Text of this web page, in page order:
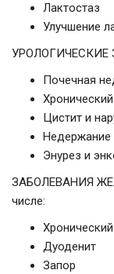
Лактостаз
Улучшение
УРОЛОГИЧЕСКИЕ
Почечная
Цистит и
Недержание
Энурез и
ЗАБОЛЕВАНИЯ
числе:
Хронический
Дуоденит
Запор